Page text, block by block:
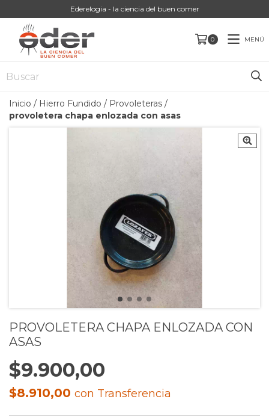
Ederelogia - la ciencia del buen comer
0 MENÚ
Inicio / Hierro Fundido / Provoleteras /
provoletera chapa enlozada con asas
PROVOLETERA CHAPA ENLOZADA CON
ASAS
$9.900,00
$8.910,00 con Transferencia